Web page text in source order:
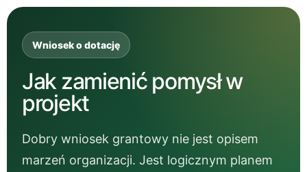
Wniosek o dotację
Jak zamienić pomysł w
projekt
Dobry wniosek grantowy nie jest opisem
marzeń organizacji. Jest logicznym planem